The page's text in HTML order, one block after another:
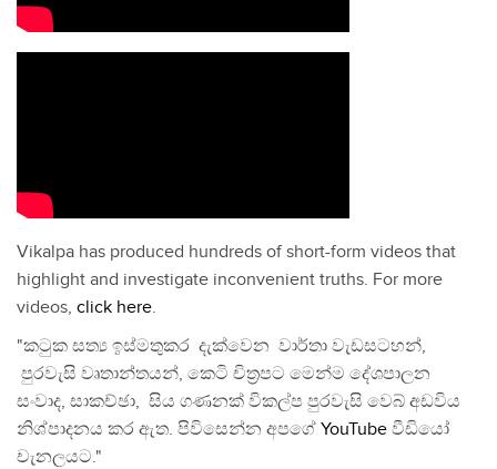
Vikalpa has produced hundreds of short-form videos that
highlight and investigate inconvenient truths. For more
videos, click here.
"කටුක සත්‍ය ඉස්මතුකර දැක්වෙන වාර්තා වැඩසටහන්,
පුරවැසි වෘතාන්තයන්, කෙටි චිත්‍රපට මෙන්ම දේශපාලන
සංවාද, සාකච්ඡා, සිය ගණනක් විකල්ප පුරවැසි වෙබ් අඩවිය
නිශ්පාදනය කර ඇත. පිවිසෙන්න අපගේ YouTube වීඩියෝ
චැනලයට."